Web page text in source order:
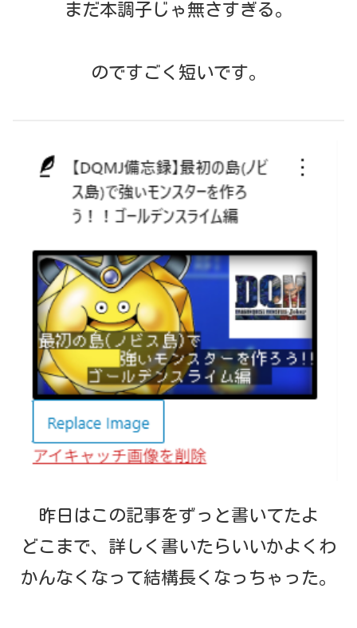
まだ本調子じゃ無さすぎる。
のですごく短いです。
昨日はこの記事をずっと書いてたよ
どこまで、詳しく書いたらいいかよくわ
かんなくなって結構長くなっちゃった。